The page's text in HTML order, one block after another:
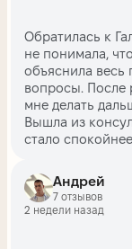
Обратилась к
не понимала,
объяснила весь
вопросы. После
мне делать
Вышла из
стало
Андрей
7 отзывов
2 недели назад